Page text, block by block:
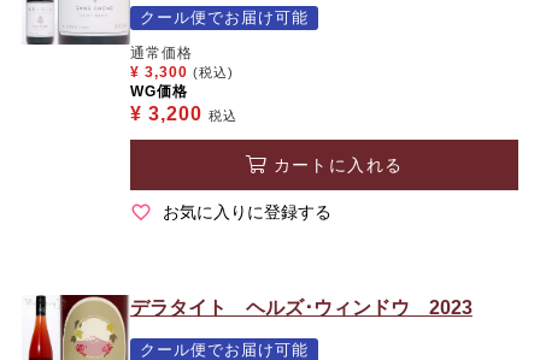
クール便でお届け可能
通常価格
¥ 3,300 (税込)
WG価格
¥ 3,200 税込
カートに入れる
お気に入りに登録する
デラタイト ヘルズ･ウィンドウ 2023
クール便でお届け可能